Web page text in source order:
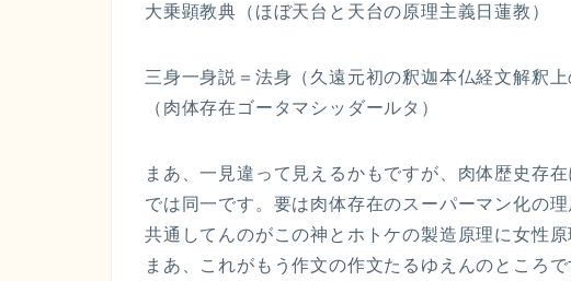
大乗顕教典（ほぼ天台と天台の原理主義日蓮教）
三身一身説＝法身（久遠元初の釈迦本仏経文解釈
（肉体存在ゴータマシッダールタ）
まあ、一見違って見えるかもですが、肉体歴史存
では同一です。要は肉体存在のスーパーマン化の
共通してんのがこの神とホトケの製造原理に女性
まあ、これがもう作文の作文たるゆえんのところ